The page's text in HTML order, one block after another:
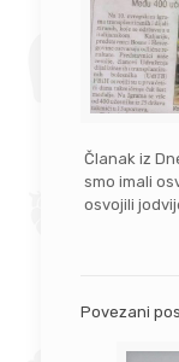
Članak iz
smo imali
osvojili
Povezani